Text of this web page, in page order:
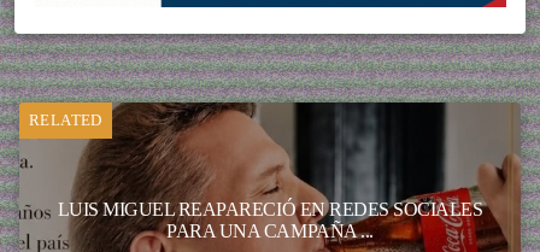
RELATED
LUIS MIGUEL REAPARECIÓ EN REDES SOCIALES
PARA UNA CAMPAÑA ...